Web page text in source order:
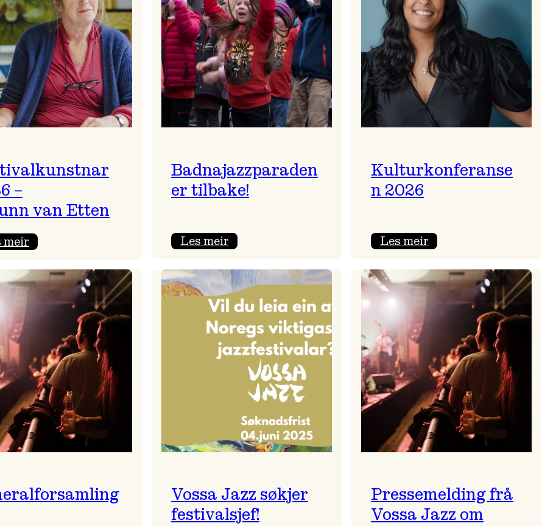
–
van Etten
meir:
2026
–
Ingunn van Etten
Badnajazzparaden
er tilbake!
Les meir:
er
tilbake!
Kulturkonferanse
n 2026
Les meir:
2026
Vossa Jazz søkjer
festivalsjef!
Pressemelding frå
Vossa Jazz om